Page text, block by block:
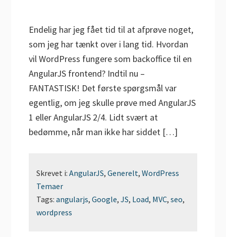
Endelig har jeg fået tid til at afprøve noget,
som jeg har tænkt over i lang tid. Hvordan
vil WordPress fungere som backoffice til en
AngularJS frontend? Indtil nu –
FANTASTISK! Det første spørgsmål var
egentlig, om jeg skulle prøve med AngularJS
1 eller AngularJS 2/4. Lidt svært at
bedømme, når man ikke har siddet […]
Skrevet i:AngularJS,Generelt,WordPress
Temaer
Tags:angularjs,Google,JS, Load, MVC,seo,
wordpress